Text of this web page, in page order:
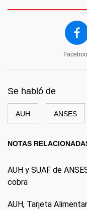
Se habló de
AUH ANSES
NOTAS
AUH y SUAF de
cobra
AUH, Tarjeta